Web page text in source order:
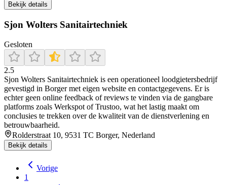
Bekijk details
Sjon Wolters Sanitairtechniek
Gesloten
2.5
Sjon Wolters Sanitairtechniek is een operationeel loodgietersbedrijf
gevestigd in Borger met eigen website en contactgegevens. Er is
echter geen online feedback of reviews te vinden via de gangbare
platforms zoals Werkspot of Trustoo, wat het lastig maakt om
conclusies te trekken over de kwaliteit van de dienstverlening en
betrouwbaarheid.
Rolderstraat 10, 9531 TC Borger, Nederland
Bekijk details
Vorige
1